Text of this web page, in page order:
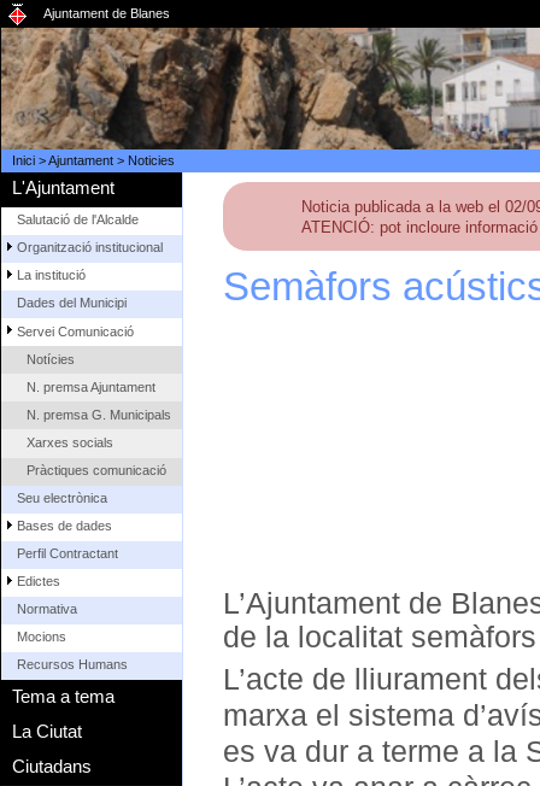
Ajuntament de Blanes
Inici>Ajuntament> Noticies
L'Ajuntament
Salutació de l'Alcalde
Organització institucional
La institució
Dades del Municipi
Servei Comunicació
Notícies
N. premsa Ajuntament
N. premsa G. Municipals
Xarxes socials
Pràctiques comunicació
Seu electrònica
Bases de dades
Perfil Contractant
Edictes
Normativa
Mocions
Recursos Humans
Tema a tema
La Ciutat
Ciutadans
Noticia publicada a la web el 02/
ATENCIÓ: pot incloure
Semàfors
L’Ajuntament de
de la localitat
L’acte de lliurament
marxa el sistema
es va dur a terme a la